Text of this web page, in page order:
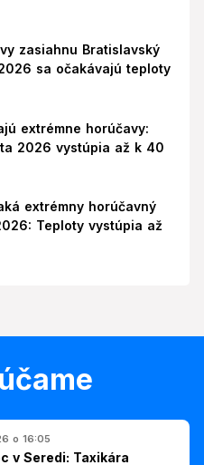
zasiahnu Bratislavský
sa očakávajú teploty
extrémne horúčavy:
2026 vystúpia až k 40
extrémny horúčavný
Teploty vystúpia až
o 16:05
v Seredi: Taxikára